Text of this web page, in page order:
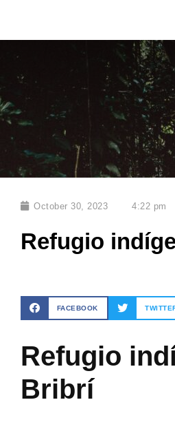
October 30, 2023 4:22 pm
Refugio
FACEBOOK
Refugio
Bribrí